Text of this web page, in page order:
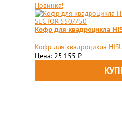
Новинка!
Кофр для квадроцикла
Кофр для квадроцикла
Цена: 25 155 ₽